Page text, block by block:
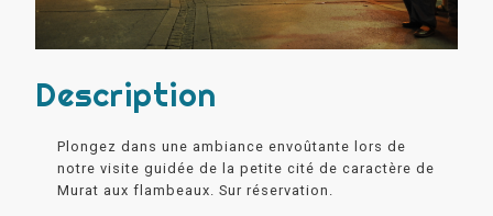
Description
Plongez dans une ambiance envoûtante lors de
notre visite guidée de la petite cité de caractère de
Murat aux flambeaux. Sur réservation.